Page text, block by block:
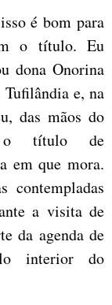
é bom para
o título. Eu
dona Onorina
e, na
das mãos do
o título de
em que mora.
contempladas
a visita de
da agenda de
interior do